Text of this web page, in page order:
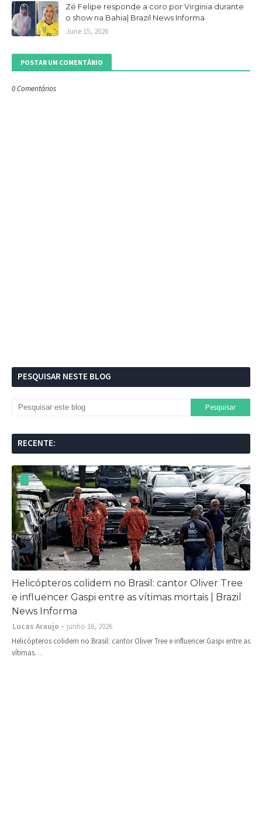
Zé Felipe responde a coro por Virginia durante
o show na Bahia| Brazil News Informa
June 15, 2026
POSTAR UM COMENTÁRIO
0 Comentários
PESQUISAR NESTE BLOG
RECENTE:
Helicópteros colidem no Brasil: cantor Oliver Tree
e influencer Gaspi entre as vítimas mortais | Brazil
News Informa
Lucas Araujo
junho 16, 2026
Helicópteros colidem no Brasil: cantor Oliver Tree e influencer Gaspi entre as
vítimas…